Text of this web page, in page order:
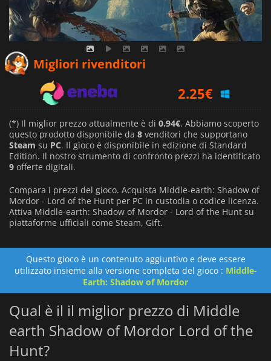
Migliori rivenditori
2.25€
1.79€
(*) Il miglior prezzo attualmente è di 0.94€. Abbiamo scoperto
questo prodotto disponibile da 8 venditori che supportano
Steam su PC. Il gioco è disponibile in edizione di Standard
Edition. Il nostro strumento di confronto prezzi ha identificato
9 offerte digitali.
Compara i prezzi del gioco. Acquista Middle-earth: Shadow of
Mordor - Lord of the Hunt per PC in custodia o codice licenza.
Attiva Middle-earth: Shadow of Mordor - Lord of the Hunt su
piattaforme ufficiali come Steam, Gift.
Questo gioco è un contenuto aggiuntivo e deve essere
utilizzato insieme alla versione completa del gioco : Middle-
Earth: Shadow of Mordor
Qual è il il miglior prezzo di Middle
earth Shadow of Mordor Lord of the
Hunt?